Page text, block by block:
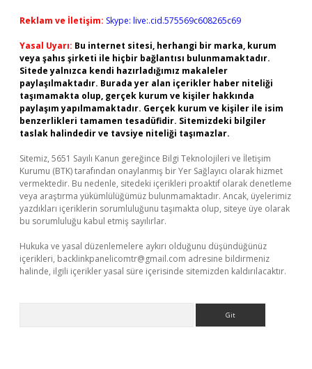
Reklam ve İletişim: Skype: live:.cid.575569c608265c69
Yasal Uyarı: Bu internet sitesi, herhangi bir marka, kurum
veya şahıs şirketi ile hiçbir bağlantısı bulunmamaktadır.
Sitede yalnızca kendi hazırladığımız makaleler
paylaşılmaktadır. Burada yer alan içerikler haber niteliği
taşımamakta olup, gerçek kurum ve kişiler hakkında
paylaşım yapılmamaktadır. Gerçek kurum ve kişiler ile isim
benzerlikleri tamamen tesadüfidir. Sitemizdeki bilgiler
taslak halindedir ve tavsiye niteliği taşımazlar.
Sitemiz, 5651 Sayılı Kanun gereğince Bilgi Teknolojileri ve İletişim
Kurumu (BTK) tarafından onaylanmış bir Yer Sağlayıcı olarak hizmet
vermektedir. Bu nedenle, sitedeki içerikleri proaktif olarak denetleme
veya araştırma yükümlülüğümüz bulunmamaktadır. Ancak, üyelerimiz
yazdıkları içeriklerin sorumluluğunu taşımakta olup, siteye üye olarak
bu sorumluluğu kabul etmiş sayılırlar.
Hukuka ve yasal düzenlemelere aykırı olduğunu düşündüğünüz
içerikleri, backlinkpanelicomtr@gmail.com adresine bildirmeniz
halinde, ilgili içerikler yasal süre içerisinde sitemizden kaldırılacaktır.